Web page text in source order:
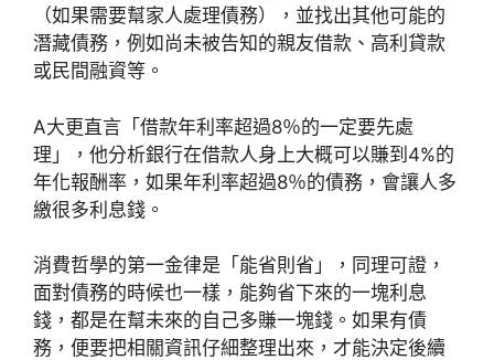
（如果需要幫家人處理債務），並找出其他可能的
潛藏債務，例如尚未被告知的親友借款、高利貸款
或民間融資等。
A大更直言「借款年利率超過8％的一定要先處
理」，他分析銀行在借款人身上大概可以賺到4%的
年化報酬率，如果年利率超過8％的債務，會讓人多
繳很多利息錢。
消費哲學的第一金律是「能省則省」，同理可證，
面對債務的時候也一樣，能夠省下來的一塊利息
錢，都是在幫未來的自己多賺一塊錢。如果有債
務，便要把相關資訊仔細整理出來，才能決定後續